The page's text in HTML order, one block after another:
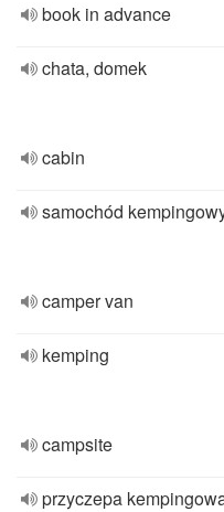
book in advance
chata, domek
cabin
samochód
camper van
kemping
campsite
przyczepa